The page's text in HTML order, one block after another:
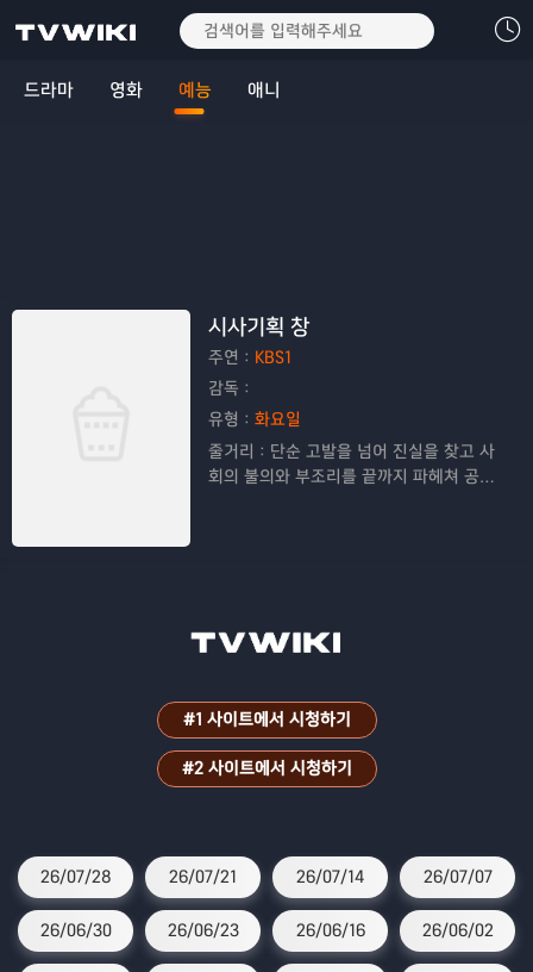
드라마 영화 예능 애니
시사기획 창
주연： KBS1
감독：
유형： 화요일
줄거리： 단순 고발을 넘어 진실을 찾고 사
회의 불의와 부조리를 끝까지 파헤쳐 공정
#1 사이트에서 시청하기
#2 사이트에서 시청하기
26/07/28 26/07/21 26/07/14 26/07/07
26/06/30 26/06/23 26/06/16 26/06/02